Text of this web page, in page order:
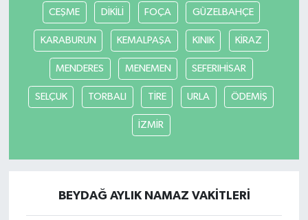
CEŞME DİKİLİ FOÇA GÜZELBAHÇE
KARABURUN KEMALPAŞA KINIK KİRAZ
MENDERES MENEMEN SEFERIHİSAR
SELÇUK TORBALI TİRE URLA ÖDEMİŞ
İZMİR
BEYDAĞ AYLIK NAMAZ VAKITLERI